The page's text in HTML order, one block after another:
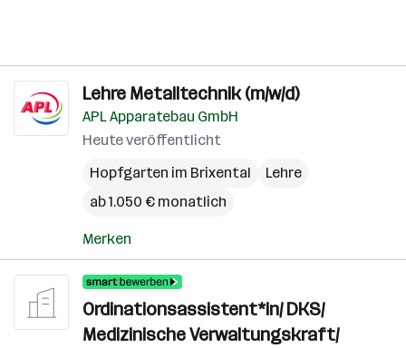
Lehre Metalltechnik (m/w/d)
APL Apparatebau GmbH
Heute veröffentlicht
Hopfgarten im Brixental
Lehre
ab 1.050 € monatlich
Merken
Ordinationsassistent*in/ DKS/
Medizinische Verwaltungskraft/